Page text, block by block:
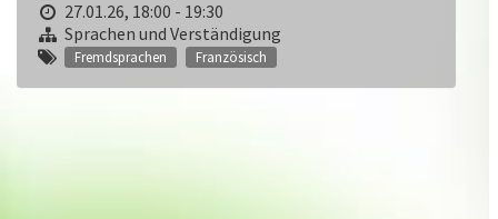
27.01.26, 18:00 - 19:30
Sprachen und Verständigung
Fremdsprachen Französisch